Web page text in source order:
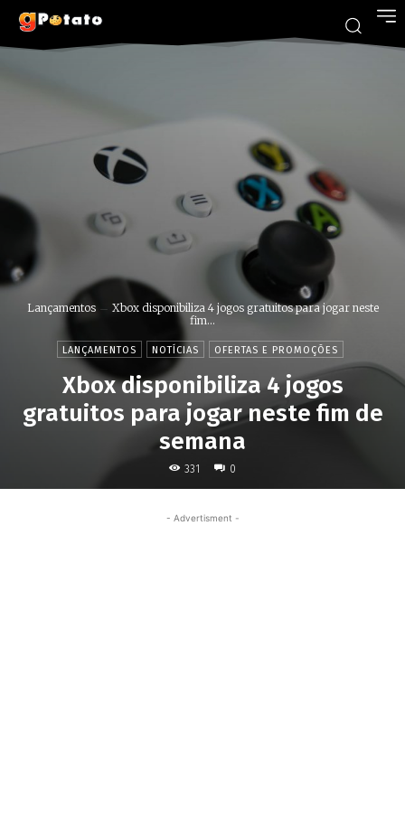
Lançamentos
Xbox disponibiliza 4 jogos gratuitos para jogar neste
fim...
LANÇAMENTOS NOTÍCIAS OFERTAS E PROMOÇÕES
Xbox disponibiliza 4 jogos
gratuitos para jogar neste fim de
semana
331 0
- Advertisment -